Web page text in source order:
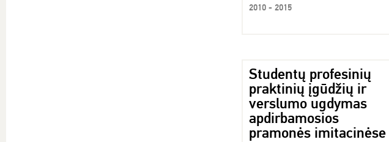
2010 - 2015
Studentų profesinių
praktinių įgūdžių ir
verslumo ugdymas
apdirbamosios
pramonės imitacinėse